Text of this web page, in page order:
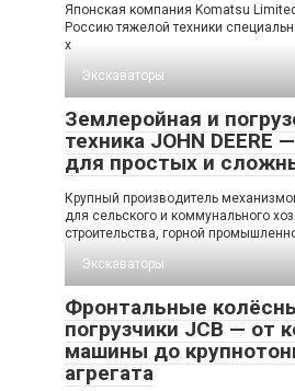
Японская компания Komatsu
Россию тяжелой техники
х
Экскаваторы
Землеройная и
техника JOHN
для простых и
Крупный производитель
для сельского и коммунального
строительства, горной
Экскаваторы
Фронтальные
погрузчики JCB — от
машины до
агрегата